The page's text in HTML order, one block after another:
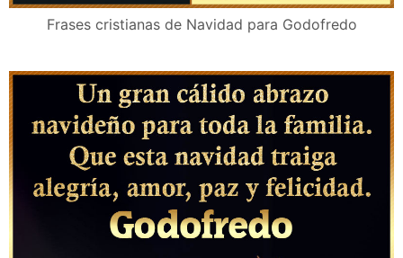
Frases cristianas de Navidad para Godofredo